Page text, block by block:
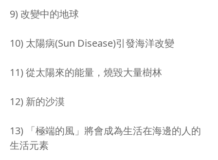
9) 改變中的地球
10) 太陽病(Sun Disease)引發海洋改變
11) 從太陽來的能量，燒毀大量樹林
12) 新的沙漠
13) 「極端的風」將會成為生活在海邊的人的
生活元素